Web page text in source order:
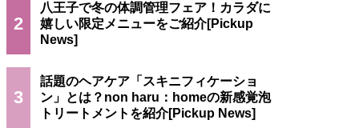
2
八王子で冬の体調管理フェア！カラダに
嬉しい限定メニューをご紹介
3
話題のヘアケア「スキニフィケーショ
ン」とは？non haru：homeの新感覚泡
トリートメントを紹介